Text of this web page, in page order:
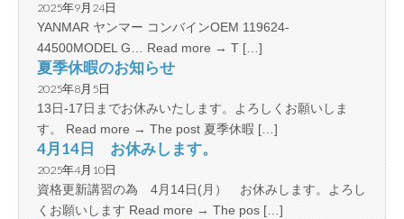
2025年9月24日
YANMAR ヤンマー コンバインOEM 119624-
44500MODEL G… Read more → T […]
夏季休暇のお知らせ
2025年8月5日
13日-17日までお休みいたします。よろしくお願いしま
す。 Read more → The post 夏季休暇 […]
4月14日 お休みします。
2025年4月10日
資格更新講習の為 4月14日(月） お休みします。よろし
くお願いします Read more → The pos […]